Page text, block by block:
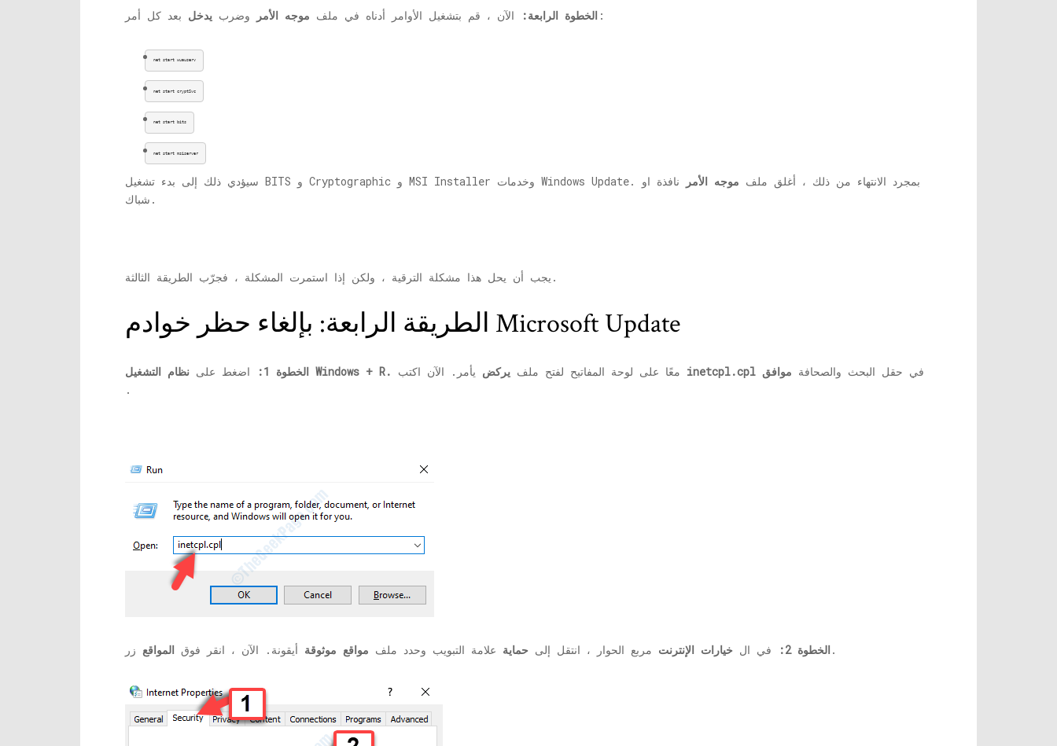
الخطوة الرابعة: الآن ، قم بتشغيل الأوامر أدناه في ملف موجه الأمر وضرب يدخل بعد كل أمر:
net start wuauserv
net start cryptSvc
net start bits
net start msiserver
سيؤدي ذلك إلى بدء تشغيل BITS و Cryptographic و MSI Installer وخدمات Windows Update. بمجرد الانتهاء من ذلك ، أغلق ملف موجه الأمر
نافذة او
شباك.
يجب أن يحل هذا مشكلة الترقية ، ولكن إذا استمرت المشكلة ، فجرّب الطريقة الثالثة.
الطريقة الرابعة: بإلغاء حظر خوادم Microsoft Update
الخطوة 1: اضغط على نظام التشغيل Windows + R. معًا على لوحة المفاتيح لفتح ملف يركض inetcpl.cpl في حقل البحث والصحافة موافق
.
الخطوة 2: في ال خيارات الإنترنت مربع الحوار ، انتقل إلى حماية علامة التبويب وحدد ملف مواقع موثوقة أيقونة. الآن ، انقر فوق المواقع زر.